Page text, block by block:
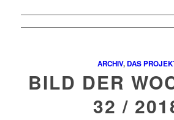
ARCHIV,DAS
BILD DER
32 /